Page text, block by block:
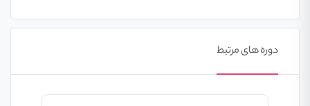
دوره های مرتبط